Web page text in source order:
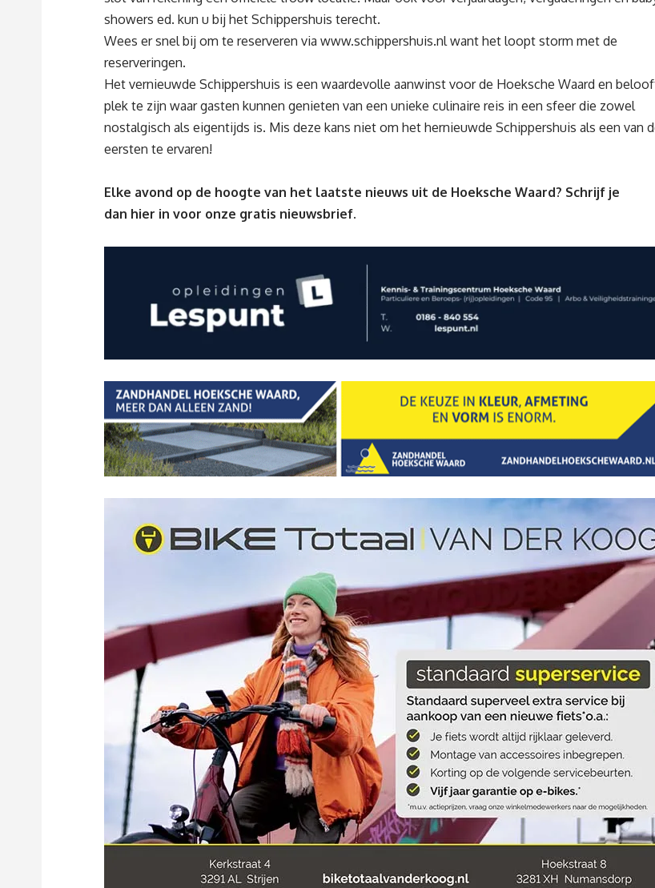
showers ed. kun u bij het Schippershuis terecht.
Wees er snel bij om te reserveren via www.schippershuis.nl want het loopt storm met de
reserveringen.
Het vernieuwde Schippershuis is een waardevolle aanwinst voor de Hoeksche Waard en
plek te zijn waar gasten kunnen genieten van een unieke culinaire reis in een sfeer die zowel
nostalgisch als eigentijds is. Mis deze kans niet om het hernieuwde Schippershuis als een van
eersten te ervaren!
Elke avond op de hoogte van het laatste nieuws uit de Hoeksche Waard? Schrijf je
dan hier in voor onze gratis nieuwsbrief.